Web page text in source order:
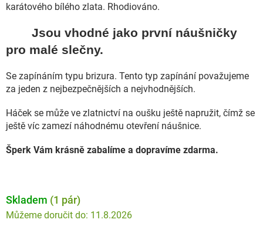
karátového bílého zlata. Rhodiováno.
Jsou vhodné jako první náušničky
pro malé slečny.
Se zapínáním typu brizura. Tento typ zapínání považujeme
za jeden z nejbezpečnějších a nejvhodnějších.
Háček se může ve zlatnictví na oušku ještě napružit, čímž se
ještě víc zamezí náhodnému otevření náušnice.
Šperk Vám krásně zabalíme a dopravíme zdarma.
Skladem (1 pár)
11.8.2026